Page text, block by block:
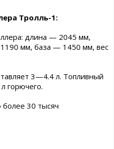
Тролль-1:
длина — 2045 мм,
мм, база — 1450 мм, вес
3—4.4 л. Топливный
горючего.
30 тысяч